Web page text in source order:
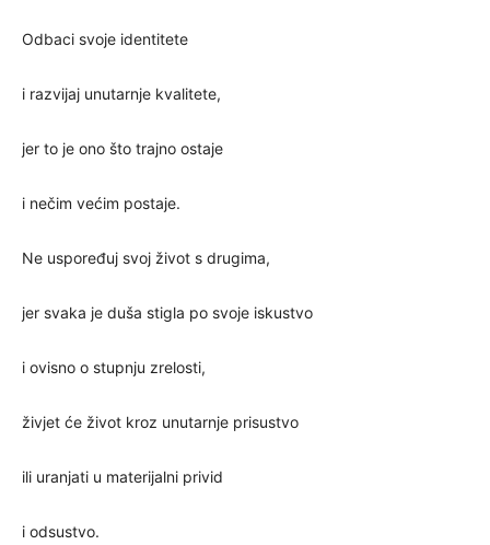
Odbaci svoje identitete
i razvijaj unutarnje kvalitete,
jer to je ono što trajno ostaje
i nečim većim postaje.
Ne uspoređuj svoj život s drugima,
jer svaka je duša stigla po svoje iskustvo
i ovisno o stupnju zrelosti,
živjet će život kroz unutarnje prisustvo
ili uranjati u materijalni privid
i odsustvo.